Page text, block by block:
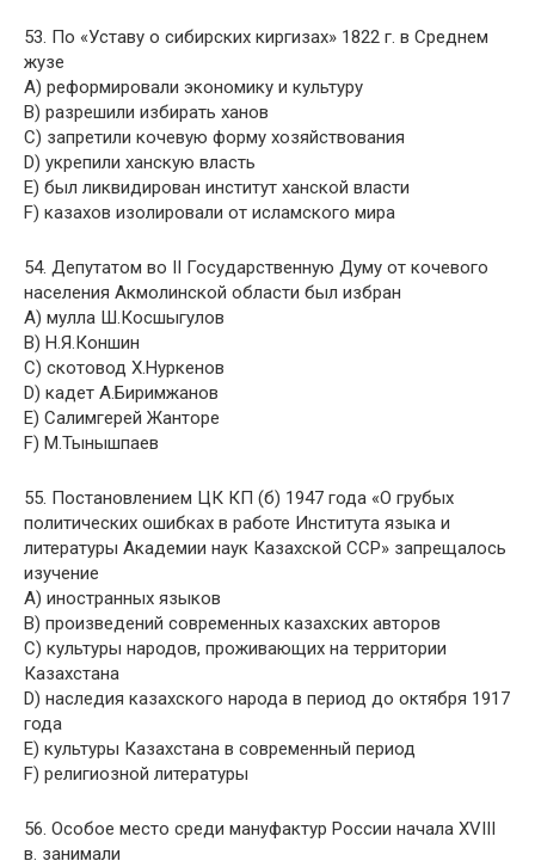
53. По «Уставу о сибирских киргизах» 1822 г. в Среднем
жузе
A) реформировали экономику и культуру
B) разрешили избирать ханов
C) запретили кочевую форму хозяйствования
D) укрепили ханскую власть
E) был ликвидирован институт ханской власти
F) казахов изолировали от исламского мира
54. Депутатом во II Государственную Думу от кочевого
населения Акмолинской области был избран
A) мулла Ш.Косшыгулов
B) Н.Я.Коншин
C) скотовод Х.Нуркенов
D) кадет А.Биримжанов
E) Салимгерей Жанторе
F) М.Тынышпаев
55. Постановлением ЦК КП (б) 1947 года «О грубых
политических ошибках в работе Института языка и
литературы Академии наук Казахской ССР» запрещалось
изучение
A) иностранных языков
B) произведений современных казахских авторов
C) культуры народов, проживающих на территории
Казахстана
D) наследия казахского народа в период до октября 1917
года
E) культуры Казахстана в современный период
F) религиозной литературы
56. Особое место среди мануфактур России начала XVIII
в. занимали